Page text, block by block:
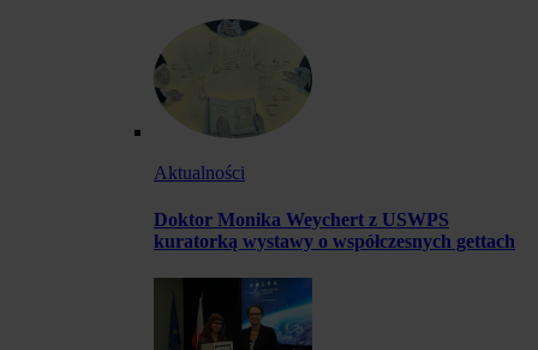
Aktualności
Doktor Monika Weychert z USWPS
kuratorką wystawy o współczesnych gettach